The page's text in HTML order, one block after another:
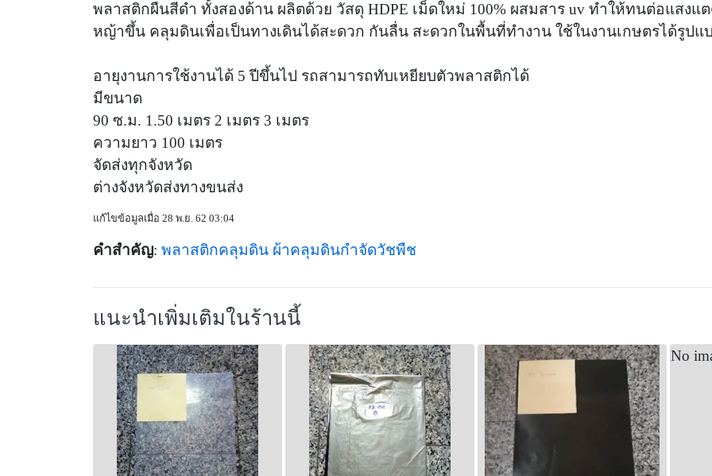
พลาสติกผืนสีดำ ทั้งสองด้าน ผลิตด้วย วัสดุ HDPE เม็ดใหม่ 100% ผสมสาร uv ทำให้ทนต่อแสง
หญ้าขึ้น คลุมดินเพื่อเป็นทางเดินได้สะดวก กันลื่น สะดวกในพื้นที่ทำงาน ใช้ในงานเกษตรได้รูปแ
อายุงานการใช้งานได้ 5 ปีขึ้นไป รถสามารถทับเหยียบตัวพลาสติกได้
มีขนาด
90 ซ.ม. 1.50 เมตร 2 เมตร 3 เมตร
ความยาว 100 เมตร
จัดส่งทุกจังหวัด
ต่างจังหวัดส่งทางขนส่ง
แก้ไขข้อมูลเมื่อ 28 พ.ย. 62 03:04
คำสำคัญ: พลาสติกคลุมดิน ผ้าคลุมดินกำจัดวัชพืช
แนะนำเพิ่มเติมในร้านนี้
No